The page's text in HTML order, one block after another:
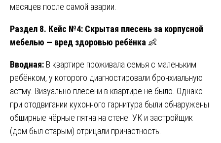
месяцев после самой аварии.
Раздел 8. Кейс №4: Скрытая плесень за корпусной
мебелью — вред здоровью ребёнка 👶
Вводная: В квартире проживала семья с маленьким
ребёнком, у которого диагностировали бронхиальную
астму. Визуально плесени в квартире не было. Однако
при отодвигании кухонного гарнитура были обнаружены
обширные чёрные пятна на стене. УК и застройщик
(дом был старым) отрицали причастность.